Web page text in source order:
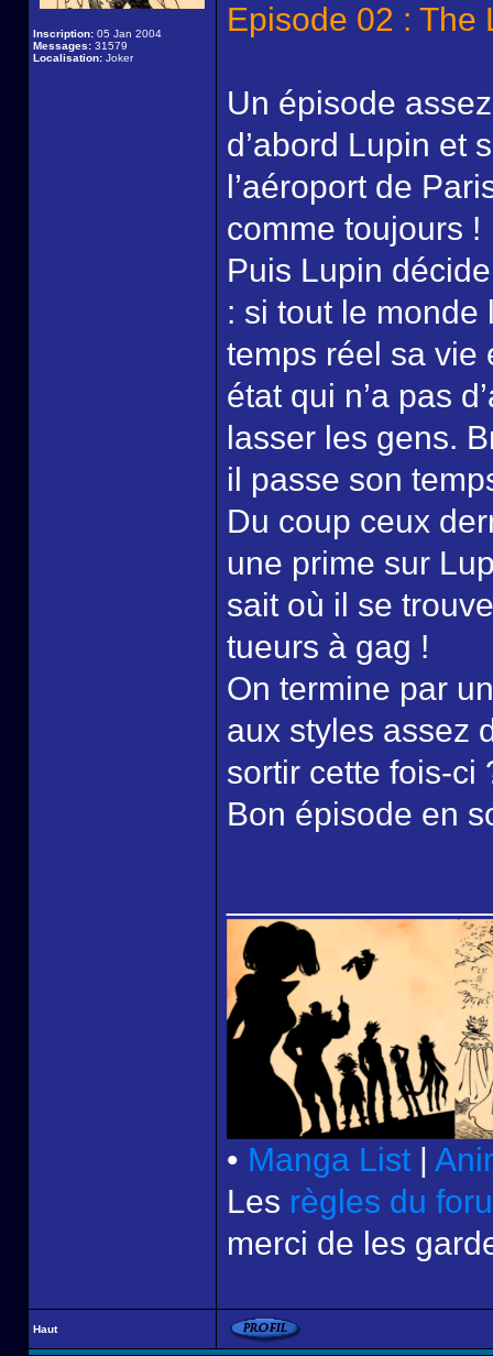
Inscription: 05 Jan 2004
Messages: 31579
Localisation: Joker
Episode 02 : The
Un épisode
d’abord Lupin et
l’aéroport de
comme toujours !
Puis Lupin
: si tout le
temps réel sa vie
état qui n’a pas
lasser les gens.
il passe son
Du coup ceux
une prime sur
sait où il se
tueurs à gag !
On termine par
aux styles assez
sortir cette fois-ci
Bon épisode en
• Manga List |
Les règles du
merci de les
Haut